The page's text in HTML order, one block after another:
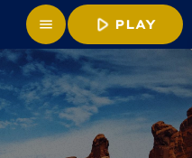
menu play_arrow PLAY